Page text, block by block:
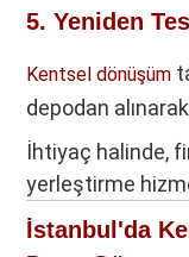
5. Yeniden
Kentsel dönüşüm
depodan
İhtiyaç halinde,
yerleştirme
İstanbul'da